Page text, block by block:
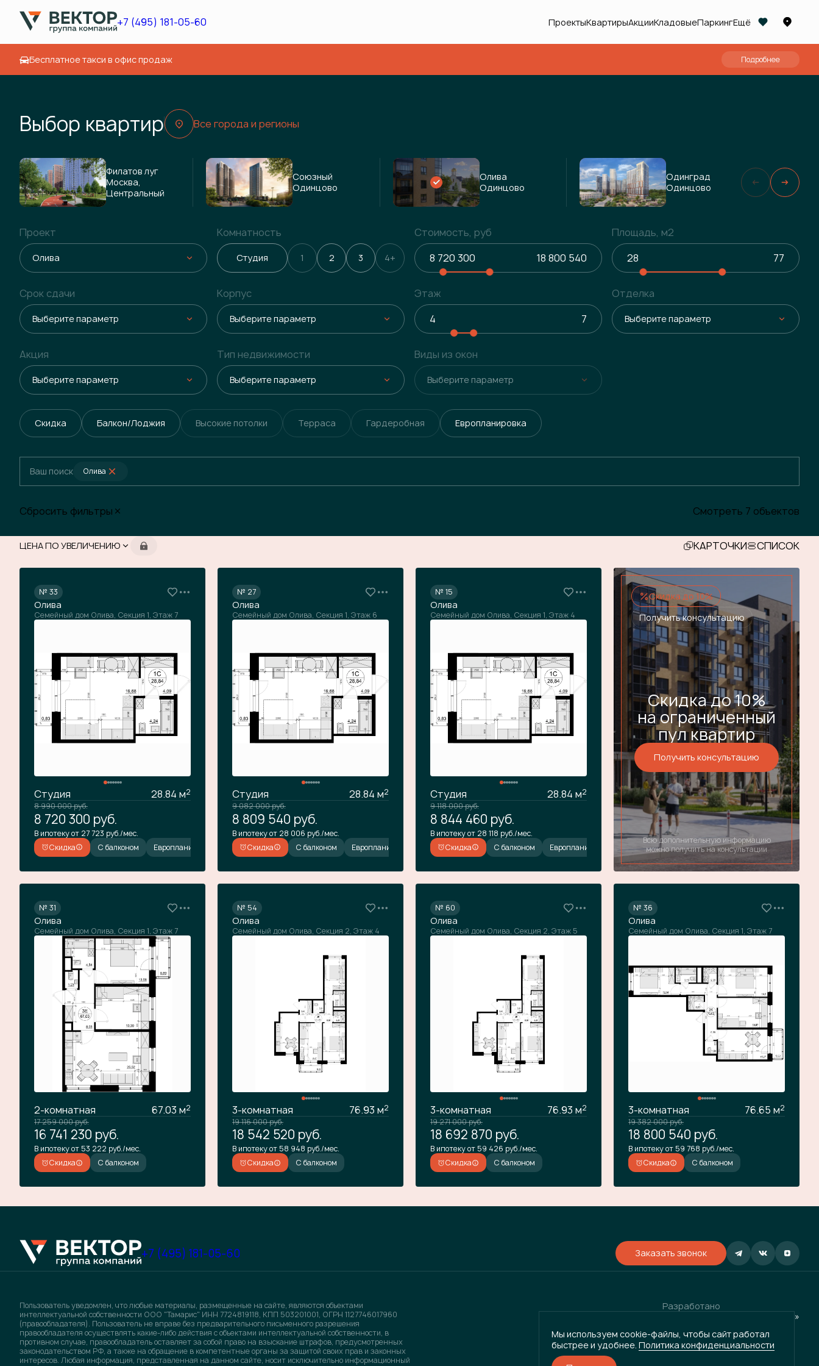
Бесплатное такси в офис продаж Подробнее
+7 (495) 181-05-60 ПроектыКвартирыАкцииКладовыеПаркингЕщё
Выбор квартир Все города и регионы
Филатов луг
Москва,
Центральный
Союзный
Одинцово
Олива
Одинцово
Одинград
Одинцово
Проект
Олива
Комнатность
Студия 1 2 3 4+
Стоимость, руб Площадь, м2
Срок сдачи
Выберите параметр
Корпус
Выберите параметр
Этаж Отделка
Выберите параметр
Акция
Выберите параметр
Тип недвижимости
Выберите параметр
Виды из окон
Выберите параметр
Скидка Балкон/Лоджия Высокие потолки Терраса Гардеробная Европланировка
Ваш поиск Олива
Сбросить фильтры Смотреть 7 объектов
ЦЕНА ПО УВЕЛИЧЕНИЮ КАРТОЧКИ СПИСОК
№ 33
Олива
Семейный дом Олива, Секция 1, Этаж 7
Студия 28.84 м2
8 990 000руб.
8 720 300 руб.
В ипотеку от 27 723 руб./мес.
Скидка
С балконом Европланировка Скидка С балконом Европланировка
№ 27
Олива
Семейный дом Олива, Секция 1, Этаж 6
Студия 28.84 м2
9 082 000руб.
8 809 540 руб.
В ипотеку от 28 006 руб./мес.
Скидка
С балконом Европланировка Скидка С балконом Европланировка
№ 15
Олива
Семейный дом Олива, Секция 1, Этаж 4
Студия 28.84 м2
9 118 000руб.
8 844 460 руб.
В ипотеку от 28 118 руб./мес.
Скидка
С балконом Европланировка Скидка С балконом Европланировка
Скидка до 10%
Получить консультацию
Скидка до 10%
на ограниченный
пул квартир
Получить консультацию
Всю дополнительную информацию
можно получить на консультации
№ 31
Олива
Семейный дом Олива, Секция 1, Этаж 7
2-комнатная 67.03 м2
17 259 000руб.
16 741 230 руб.
В ипотеку от 53 222 руб./мес.
Скидка
С балконом
№ 54
Олива
Семейный дом Олива, Секция 2, Этаж 4
3-комнатная 76.93 м2
19 116 000руб.
18 542 520 руб.
В ипотеку от 58 948 руб./мес.
Скидка
С балконом
№ 60
Олива
Семейный дом Олива, Секция 2, Этаж 5
3-комнатная 76.93 м2
19 271 000руб.
18 692 870 руб.
В ипотеку от 59 426 руб./мес.
Скидка
С балконом
№ 36
Олива
Семейный дом Олива, Секция 1, Этаж 7
3-комнатная 76.65 м2
19 382 000руб.
18 800 540 руб.
В ипотеку от 59 768 руб./мес.
Скидка
С балконом
+7 (495) 181-05-60 Заказать звонок
Пользователь уведомлен, что любые материалы, размещенные на сайте, являются объектами
интеллектуальной собственности ООО "Тамарис" ИНН 7724819118, КПП 503201001, ОГРН 1127746017960
(правообладателя). Пользователь не вправе без предварительного письменного разрешения
правообладателя осуществлять какие-либо действия с объектами интеллектуальной собственности, в
противном случае, правообладатель оставляет за собой право на взыскание штрафов, предусмотренных
законодательством РФ, а также на обращение в компетентные органы за защитой своих прав и законных
интересов. Любая информация, представленная на данном сайте, носит исключительно информационный
Разработано
ГРУППА КОМПАНИЙ «ВЕКТОР»
Мы используем cookie-файлы, чтобы сайт работал
быстрее и удобнее. Политика конфиденциальности